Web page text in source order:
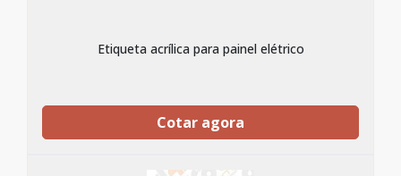
Etiqueta acrílica para painel elétrico
Cotar agora